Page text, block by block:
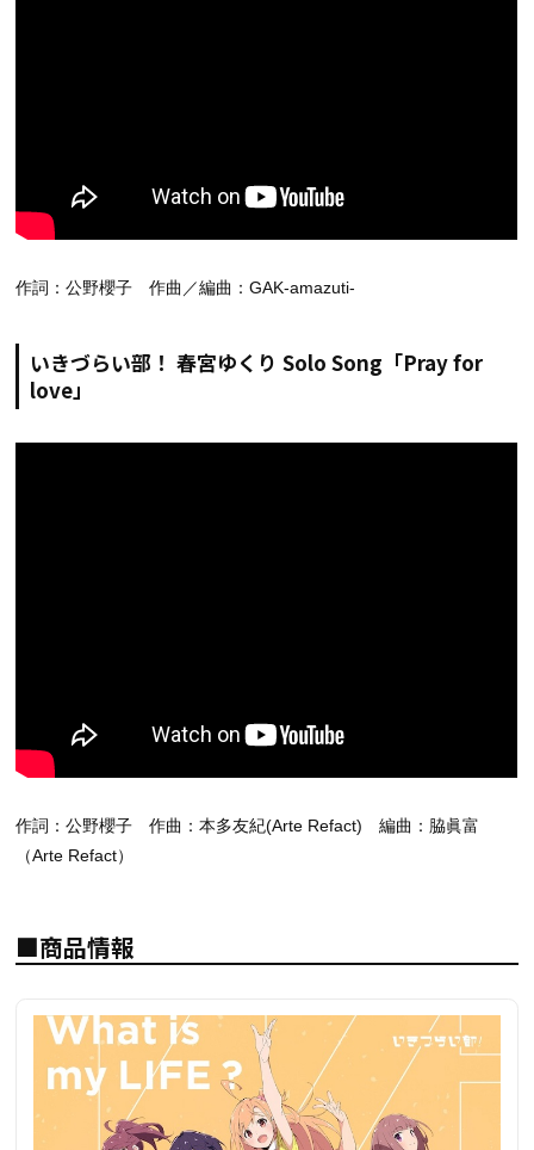
作詞：公野櫻子 作曲／編曲：GAK-amazuti-
いきづらい部！ 春宮ゆくり Solo Song「Pray for
love」
作詞：公野櫻子 作曲：本多友紀(Arte Refact) 編曲：脇眞富
（Arte Refact）
■商品情報